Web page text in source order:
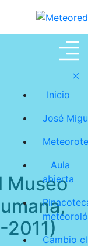
Inicio
José
Aula
abierta
Cambio
Museo
2011)